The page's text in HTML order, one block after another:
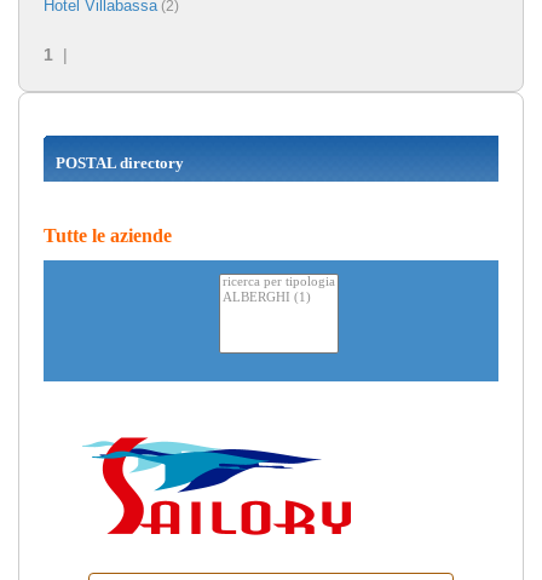
Hotel Villabassa(2)
1 |
POSTAL directory
Tutte le aziende